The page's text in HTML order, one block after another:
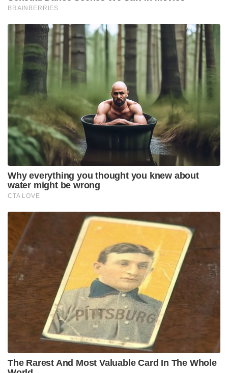
BRAINBERRIES
Why everything you thought you knew about
water might be wrong
CTA LOVE
The Rarest And Most Valuable Card In The Whole